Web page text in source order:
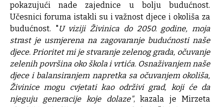
pokazujući nade zajednice u bolju budućnost.
Učesnici foruma istakli su i važnost djece i okoliša za
budućnost. "U viziji Živinica do 2050. godine, moja
strast je usmjerena na zagovaranje budućnosti naše
djece. Prioritet mi je stvaranje zelenog grada, očuvanje
zelenih površina oko škola i vrtića. Osnaživanjem naše
djece i balansiranjem napretka sa očuvanjem okoliša,
Živinice mogu cvjetati kao održivi grad, koji će da
njeguju generacije koje dolaze", kazala je Mirzeta